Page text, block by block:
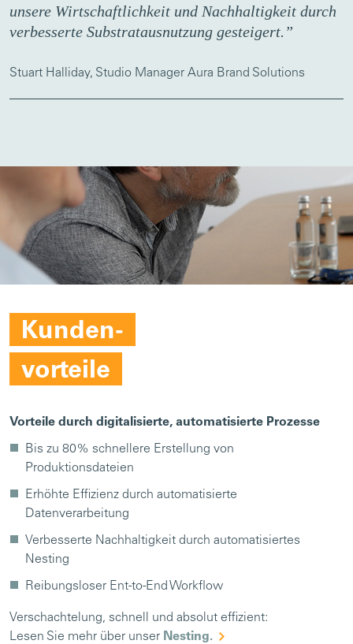
unsere Wirtschaftlichkeit und Nachhaltigkeit durch
verbesserte Substratausnutzung gesteigert.”
Stuart Halliday, Studio Manager Aura Brand Solutions
Kunden-
vorteile
Vorteile durch digitalisierte, automatisierte Prozesse
Bis zu 80% schnellere Erstellung von
Produktionsdateien
Erhöhte Effizienz durch automatisierte
Datenverarbeitung
Verbesserte Nachhaltigkeit durch automatisiertes
Nesting
Reibungsloser Ent-to-End Workflow
Verschachtelung, schnell und absolut effizient:
Lesen Sie mehr über unser Nesting.